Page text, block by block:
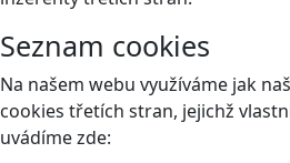
Seznam cookies
Na našem webu využíváme jak
cookies třetích stran, jejichž
uvádíme zde: